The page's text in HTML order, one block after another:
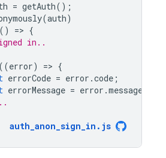
= getAuth();
(auth)
=> {
in..
((error) => {
errorCode = error .code ;
errorMessage = error .message
auth_anon_sign_in . js